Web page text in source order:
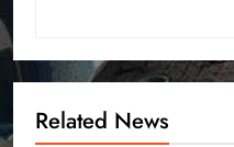
Related News